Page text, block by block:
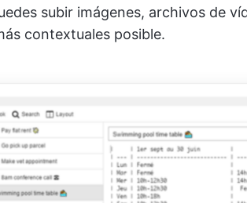
subir imágenes, archivos de
contextuales posible.